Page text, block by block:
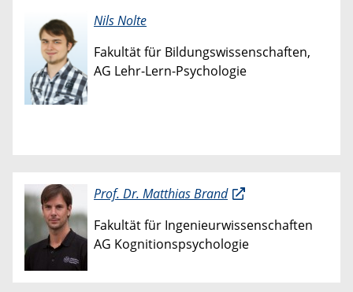
Nils Nolte​​
Fakultät für Bildungswissenschaften,
AG Lehr-Lern-Psychologie
Prof. Dr. Matthias Brand
Fakultät für Ingenieurwissenschaften
AG​​ Kognitionspsychologie